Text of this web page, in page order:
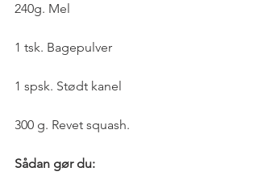
240g. Mel
1 tsk. Bagepulver
1 spsk. Stødt kanel
300 g. Revet squash.
Sådan gør du: